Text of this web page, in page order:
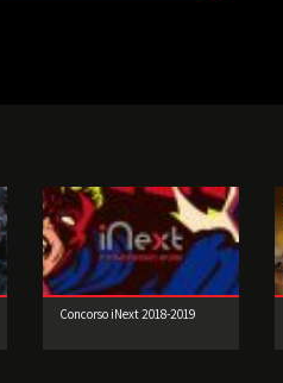
Concorso iNext 2018-2019